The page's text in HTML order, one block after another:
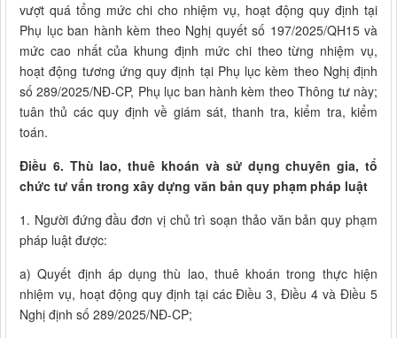
vượt quá tổng mức chi cho nhiệm vụ, hoạt động quy định tại
Phụ lục ban hành kèm theo Nghị quyết số 197/2025/QH15 và
mức cao nhất của khung định mức chi theo từng nhiệm vụ,
hoạt động tương ứng quy định tại Phụ lục kèm theo Nghị định
số 289/2025/NĐ-CP, Phụ lục ban hành kèm theo Thông tư này;
tuân thủ các quy định về giám sát, thanh tra, kiểm tra, kiểm
toán.
Điều 6. Thù lao, thuê khoán và sử dụng chuyên gia, tổ
chức tư vấn trong xây dựng văn bản quy phạm pháp luật
1. Người đứng đầu đơn vị chủ trì soạn thảo văn bản quy phạm
pháp luật được:
a) Quyết định áp dụng thù lao, thuê khoán trong thực hiện
nhiệm vụ, hoạt động quy định tại các Điều 3, Điều 4 và Điều 5
Nghị định số 289/2025/NĐ-CP;